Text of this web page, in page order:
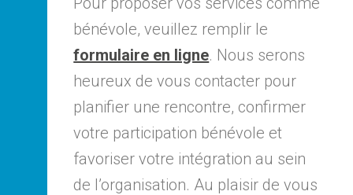
bénévole, veuillez remplir le
formulaire en ligne. Nous serons
heureux de vous contacter pour
planifier une rencontre, confirmer
votre participation bénévole et
favoriser votre intégration au sein
de l’organisation. Au plaisir de vous